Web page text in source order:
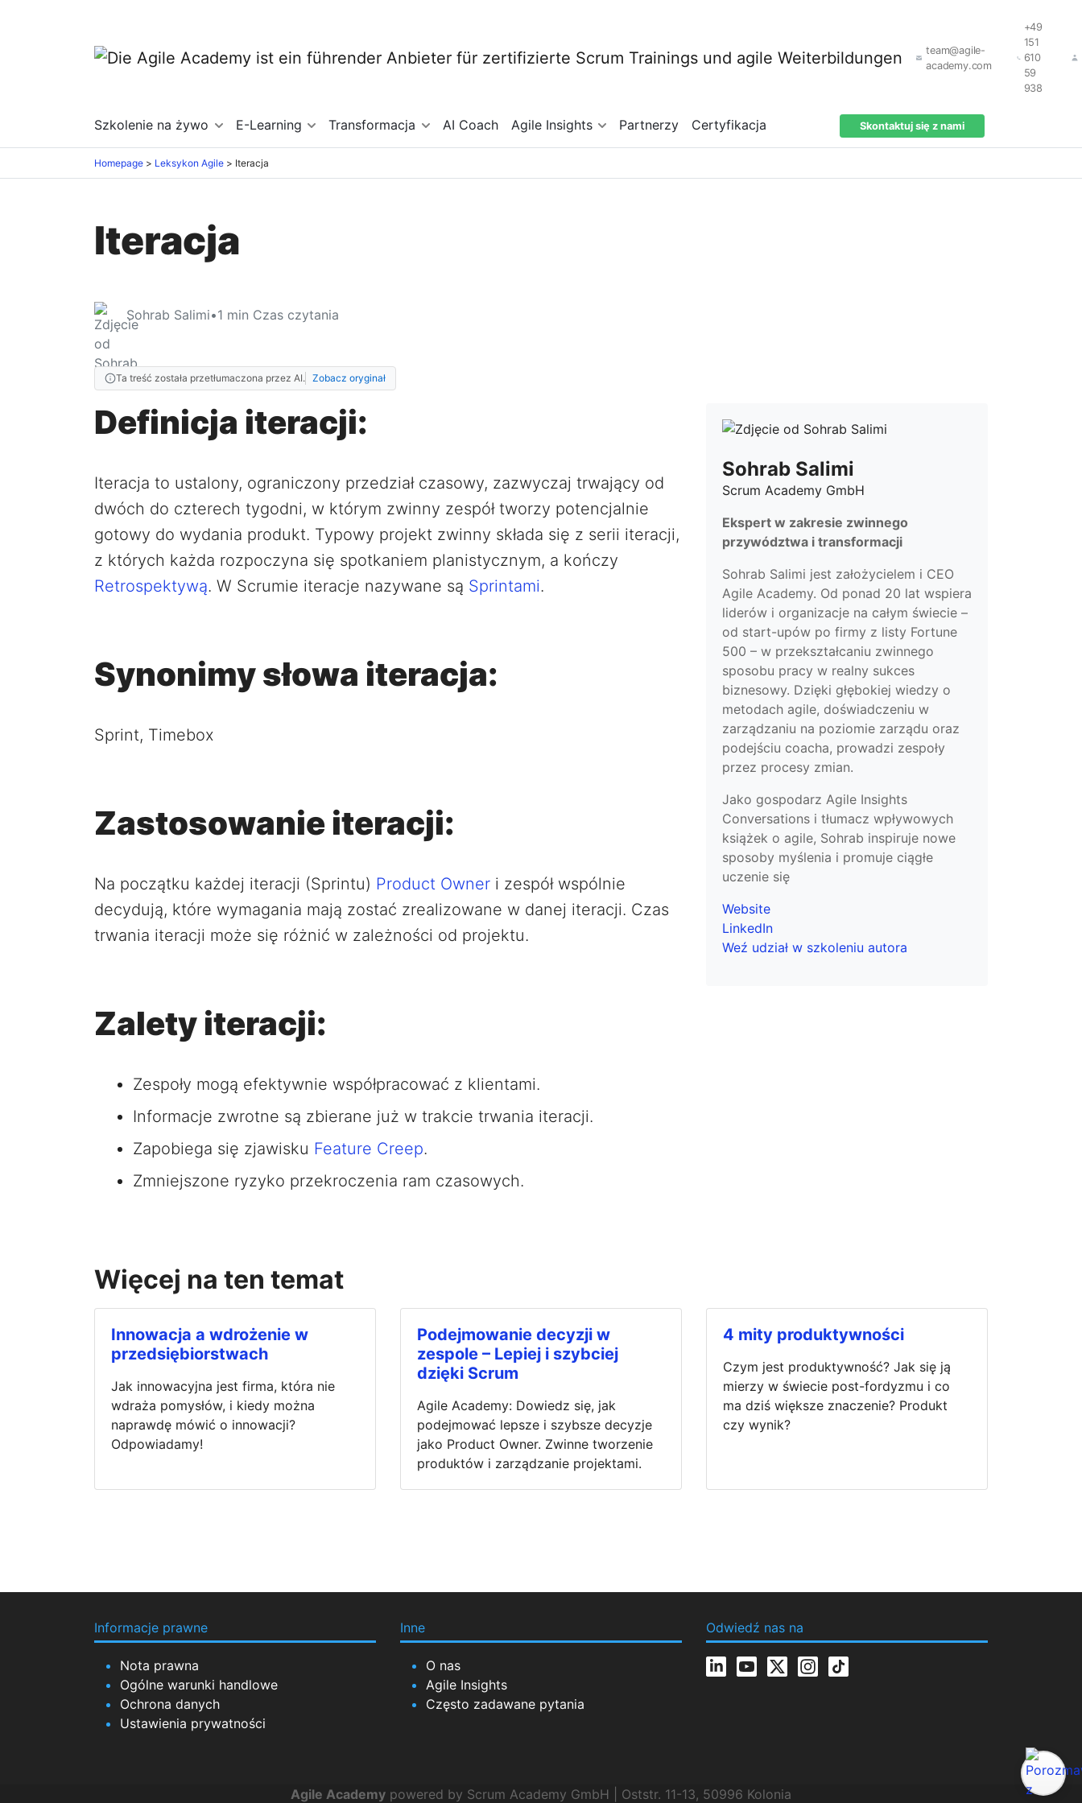
team@agile-
academy.com
+49
151
610
59
938
Szkolenie na żywo E-Learning Transformacja AI Coach Agile Insights Partnerzy Certyfikacja Skontaktuj się z nami
Homepage Leksykon Agile Iteracja
Iteracja
Sohrab Salimi•1 min Czas czytania
Ta treść została przetłumaczona przez AI. Zobacz oryginał
Definicja iteracji:
Iteracja to ustalony, ograniczony przedział czasowy, zazwyczaj trwający od
dwóch do czterech tygodni, w którym zwinny zespół tworzy potencjalnie
gotowy do wydania produkt. Typowy projekt zwinny składa się z serii iteracji,
z których każda rozpoczyna się spotkaniem planistycznym, a kończy
Retrospektywą. W Scrumie iteracje nazywane są Sprintami.
Synonimy słowa iteracja:
Sprint, Timebox
Zastosowanie iteracji:
Na początku każdej iteracji (Sprintu) Product Owner i zespół wspólnie
decydują, które wymagania mają zostać zrealizowane w danej iteracji. Czas
trwania iteracji może się różnić w zależności od projektu.
Zalety iteracji:
Zespoły mogą efektywnie współpracować z klientami.
Informacje zwrotne są zbierane już w trakcie trwania iteracji.
Zapobiega się zjawisku Feature Creep.
Zmniejszone ryzyko przekroczenia ram czasowych.
Sohrab Salimi
Scrum Academy GmbH
Ekspert w zakresie zwinnego
przywództwa i transformacji
Sohrab Salimi jest założycielem i CEO
Agile Academy. Od ponad 20 lat wspiera
liderów i organizacje na całym świecie –
od start-upów po firmy z listy Fortune
500 – w przekształcaniu zwinnego
sposobu pracy w realny sukces
biznesowy. Dzięki głębokiej wiedzy o
metodach agile, doświadczeniu w
zarządzaniu na poziomie zarządu oraz
podejściu coacha, prowadzi zespoły
przez procesy zmian.
Jako gospodarz Agile Insights
Conversations i tłumacz wpływowych
książek o agile, Sohrab inspiruje nowe
sposoby myślenia i promuje ciągłe
uczenie się
Website
LinkedIn
Weź udział w szkoleniu autora
Więcej na ten temat
Innowacja a wdrożenie w
przedsiębiorstwach
Jak innowacyjna jest firma, która nie
wdraża pomysłów, i kiedy można
naprawdę mówić o innowacji?
Odpowiadamy!
Podejmowanie decyzji w
zespole – Lepiej i szybciej
dzięki Scrum
Agile Academy: Dowiedz się, jak
podejmować lepsze i szybsze decyzje
jako Product Owner. Zwinne tworzenie
produktów i zarządzanie projektami.
4 mity produktywności
Czym jest produktywność? Jak się ją
mierzy w świecie post-fordyzmu i co
ma dziś większe znaczenie? Produkt
czy wynik?
Informacje prawne
Nota prawna
Ogólne warunki handlowe
Ochrona danych
Ustawienia prywatności
Inne
O nas
Agile Insights
Często zadawane pytania
Odwiedź nas na
Agile Academy powered by Scrum Academy GmbH | Oststr. 11-13, 50996 Kolonia